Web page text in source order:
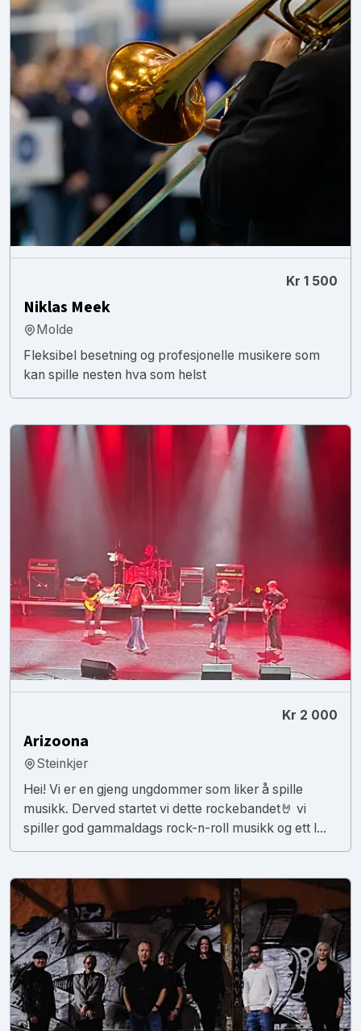
Kr 1 500
Niklas Meek
Molde
Fleksibel besetning og profesjonelle musikere som
kan spille nesten hva som helst
Kr 2 000
Arizoona
Steinkjer
Hei! Vi er en gjeng ungdommer som liker å spille
musikk. Derved startet vi dette rockebandet🤘 vi
spiller god gammaldags rock-n-roll musikk og ett l...